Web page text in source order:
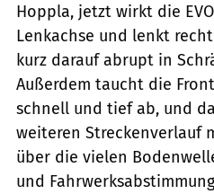
Hoppla, jetzt wirkt die
Lenkachse und lenkt
kurz darauf abrupt in
Außerdem taucht die
schnell und tief ab, und
weiteren Streckenverlauf
über die vielen
und